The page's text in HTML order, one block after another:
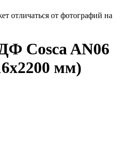
отличаться от фотографий на
Cosca AN06
мм)